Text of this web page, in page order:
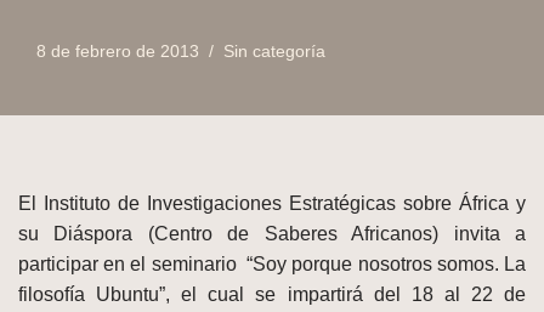
8 de febrero de 2013 Sin categoría
El Instituto de Investigaciones Estratégicas sobre África y
su Diáspora (Centro de Saberes Africanos) invita a
participar en el seminario “Soy porque nosotros somos. La
filosofía Ubuntu”, el cual se impartirá del 18 al 22 de